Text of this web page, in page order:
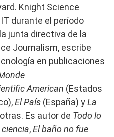
Knight Science
durante el período
junta directiva de la
Journalism, escribe
en publicaciones
American (Estados
El País (España) yLa
Es autor de Todo lo
,El baño no fue